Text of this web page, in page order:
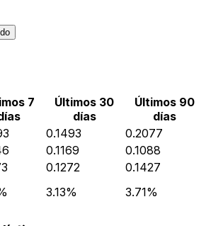
7
Últimos 30
días
Últimos 90
días
0.1493
0.2077
0.1169
0.1088
0.1272
0.1427
3.13% 3.71%